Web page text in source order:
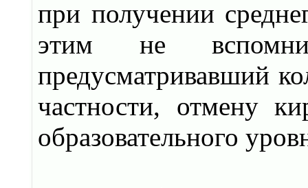
при получении
этим не
предусматривавший
частности, отмену
образовательного